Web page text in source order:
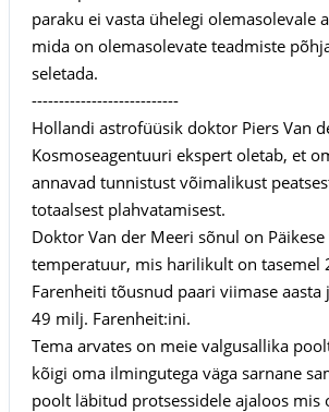
paraku ei vasta ühelegi olemasolevale
mida on olemasolevate teadmiste
seletada.
---------------------------
Hollandi astrofüüsik doktor Piers Van
Kosmoseagentuuri ekspert oletab, et
annavad tunnistust võimalikust
totaalsest plahvatamisest.
Doktor Van der Meeri sõnul on
temperatuur, mis harilikult on tasemel
Farenheiti tõusnud paari viimase
49 milj. Farenheit:ini.
Tema arvates on meie valgusallika
kõigi oma ilmingutega väga sarnane
poolt läbitud protsessidele ajaloos mis